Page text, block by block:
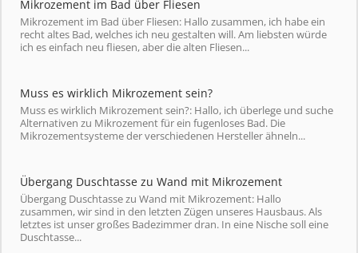
Mikrozement im Bad über Fliesen
Mikrozement im Bad über Fliesen: Hallo zusammen, ich habe ein
recht altes Bad, welches ich neu gestalten will. Am liebsten würde
ich es einfach neu fliesen, aber die alten Fliesen...
Muss es wirklich Mikrozement sein?
Muss es wirklich Mikrozement sein?: Hallo, ich überlege und suche
Alternativen zu Mikrozement für ein fugenloses Bad. Die
Mikrozementsysteme der verschiedenen Hersteller ähneln...
Übergang Duschtasse zu Wand mit Mikrozement
Übergang Duschtasse zu Wand mit Mikrozement: Hallo
zusammen, wir sind in den letzten Zügen unseres Hausbaus. Als
letztes ist unser großes Badezimmer dran. In eine Nische soll eine
Duschtasse...